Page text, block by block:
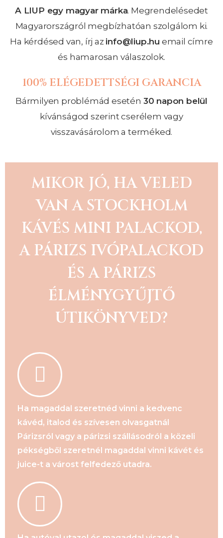
A LIUP egy magyar márka. Megrendelésedet
Magyarországról megbízhatóan szolgálom ki.
Ha kérdésed van, írj az info@liup.hu email címre
és hamarosan válaszolok.
100% ELÉGEDETTSÉGI GARANCIA
Bármilyen problémád esetén 30 napon belül
kívánságod szerint cserélem vagy
visszavásárolom a terméked.
MIKOR JÓ, HA VELED
VAN A STOCKHOLM
KÁVÉS MINI PALACKOD,
A PÁRIZS IVÓPALACKOD
ÉS A PÁRIZS
ÉLMÉNYGYŰJTŐ
ÚTIKÖNYVED?
Ha magaddal szeretnéd vinni a kedvenc
kávéd, italod és szívesen olvasgatnál
Párizsról vagy a párizsi szállásodról a közeli
pékségből szeretnél magaddal vinni kávét és
juice-t a várost felfedező utadra.